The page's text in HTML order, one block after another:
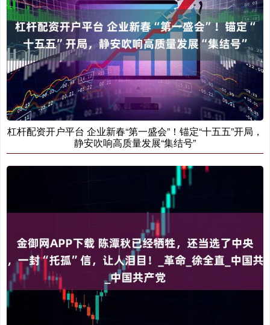
杠杆配资开户平台 企业新春“第一盛会”！锚定“十五五”开局，
静安吹响高质量发展“集结号”